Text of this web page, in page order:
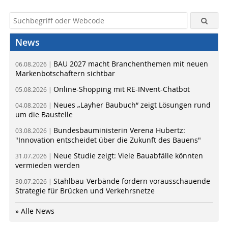
News
06.08.2026 | BAU 2027 macht Branchenthemen mit neuen
Markenbotschaftern sichtbar
05.08.2026 | Online-Shopping mit RE-INvent-Chatbot
04.08.2026 | Neues „Layher Baubuch“ zeigt Lösungen rund
um die Baustelle
03.08.2026 | Bundesbauministerin Verena Hubertz:
"Innovation entscheidet über die Zukunft des Bauens"
31.07.2026 | Neue Studie zeigt: Viele Bauabfälle könnten
vermieden werden
30.07.2026 | Stahlbau-Verbände fordern vorausschauende
Strategie für Brücken und Verkehrsnetze
» Alle News